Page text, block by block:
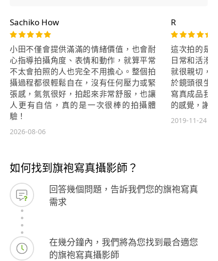
Sachiko How
小田不僅會提供滿滿的情緒價值，也會耐
心指導拍攝角度、表情和動作，就算平常
不太會拍照的人也完全不用擔心。整個拍
攝過程都很輕鬆自在，沒有任何壓力或緊
張感，氣氛很好，拍起來非常舒服，也讓
人更有自信，真的是一次很棒的拍攝體
驗！
2026-08-06
R
這次拍的是
日常和活潑
就很親切，
於鏡頭很生
寫真成品我
的感覺，謝
2019-11-24
如何找到旗袍寫真攝影師？
回答幾個問題，告訴我們您的旗袍寫真
需求
在幾分鐘內，我們將為您找到最合適您
的旗袍寫真攝影師